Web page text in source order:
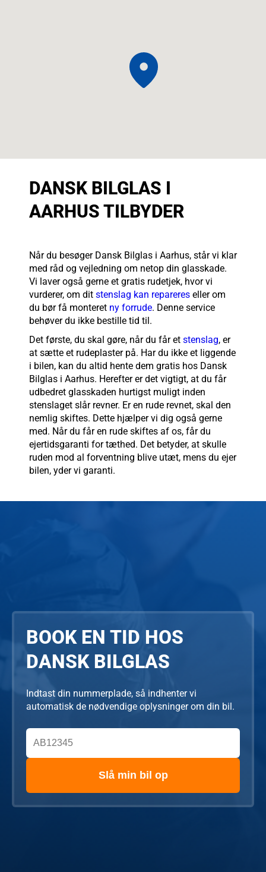
DANSK BILGLAS I
AARHUS TILBYDER
Når du besøger Dansk Bilglas i Aarhus, står vi klar
med råd og vejledning om netop din glasskade.
Vi laver også gerne et gratis rudetjek, hvor vi
vurderer, om dit stenslag kan repareres eller om
du bør få monteret ny forrude. Denne service
behøver du ikke bestille tid til.
Det første, du skal gøre, når du får et stenslag, er
at sætte et rudeplaster på. Har du ikke et liggende
i bilen, kan du altid hente dem gratis hos Dansk
Bilglas i Aarhus. Herefter er det vigtigt, at du får
udbedret glasskaden hurtigst muligt inden
stenslaget slår revner. Er en rude revnet, skal den
nemlig skiftes. Dette hjælper vi dig også gerne
med. Når du får en rude skiftes af os, får du
ejertidsgaranti for tæthed. Det betyder, at skulle
ruden mod al forventning blive utæt, mens du ejer
bilen, yder vi garanti.
BOOK EN TID HOS
DANSK BILGLAS
Indtast din nummerplade, så indhenter vi
automatisk de nødvendige oplysninger om din bil.
Slå min bil op